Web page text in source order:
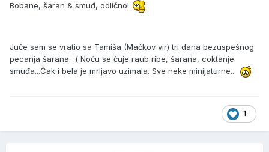
Bobane, šaran & smuđ, odlično!
Juče sam se vratio sa Tamiša (Mačkov vir) tri dana bezuspešnog
pecanja šarana. :( Noću se čuje raub ribe, šarana, coktanje
smuđa...Čak i bela je mrljavo uzimala. Sve neke minijaturne...
1